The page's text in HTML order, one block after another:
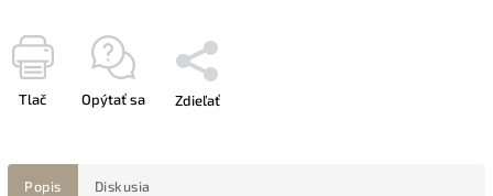
Tlač Opýtať sa Zdieľať
Popis Diskusia